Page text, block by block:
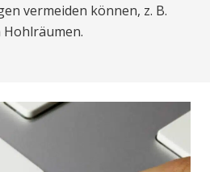
vermeiden können, z. B.